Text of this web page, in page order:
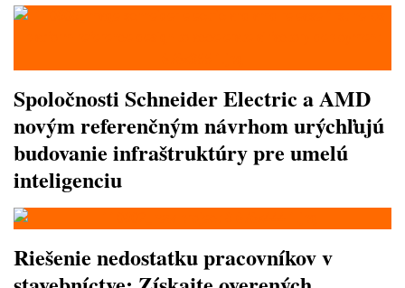
Spoločnosti Schneider Electric a AMD
novým referenčným návrhom urýchľujú
budovanie infraštruktúry pre umelú
inteligenciu
Riešenie nedostatku pracovníkov v